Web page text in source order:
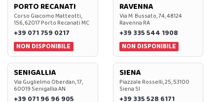
PORTO RECANATI
Corso Giacomo Matteotti,
156, 62017 Porto Recanati MC
+39 071 759 0217
NON DISPONIBILE
RAVENNA
Via M. Bussato, 74, 48124
Ravenna RA
+39 335 544 1908
NON DISPONIBILE
SENIGALLIA
Via Guglielmo Oberdan, 17,
60019 Senigallia AN
+39 071 96 96 905
SIENA
Piazzale Rosselli, 25, 53100
Siena SI
+39 335 528 6171